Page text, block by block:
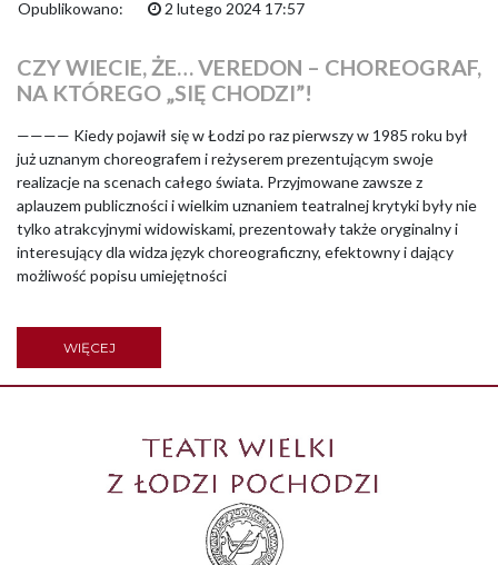
Opublikowano: 2 lutego 2024 17:57
CZY WIECIE, ŻE… VEREDON – CHOREOGRAF,
NA KTÓREGO „SIĘ CHODZI”!
———— Kiedy pojawił się w Łodzi po raz pierwszy w 1985 roku był
już uznanym choreografem i reżyserem prezentującym swoje
realizacje na scenach całego świata. Przyjmowane zawsze z
aplauzem publiczności i wielkim uznaniem teatralnej krytyki były nie
tylko atrakcyjnymi widowiskami, prezentowały także oryginalny i
interesujący dla widza język choreograficzny, efektowny i dający
możliwość popisu umiejętności
WIĘCEJ